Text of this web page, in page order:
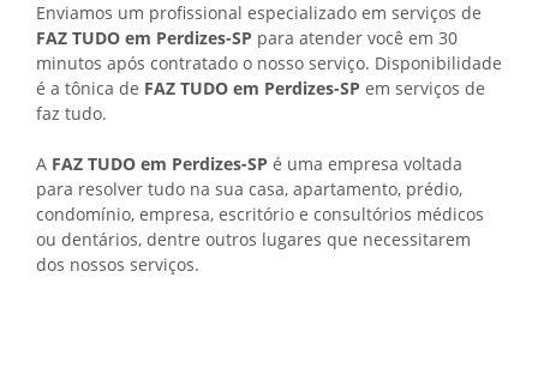
Enviamos um profissional especializado em serviços de
FAZ TUDO em Perdizes-SP para atender você em 30
minutos após contratado o nosso serviço. Disponibilidade
é a tônica de FAZ TUDO em Perdizes-SP em serviços de
faz tudo.
A FAZ TUDO em Perdizes-SP é uma empresa voltada
para resolver tudo na sua casa, apartamento, prédio,
condomínio, empresa, escritório e consultórios médicos
ou dentários, dentre outros lugares que necessitarem
dos nossos serviços.